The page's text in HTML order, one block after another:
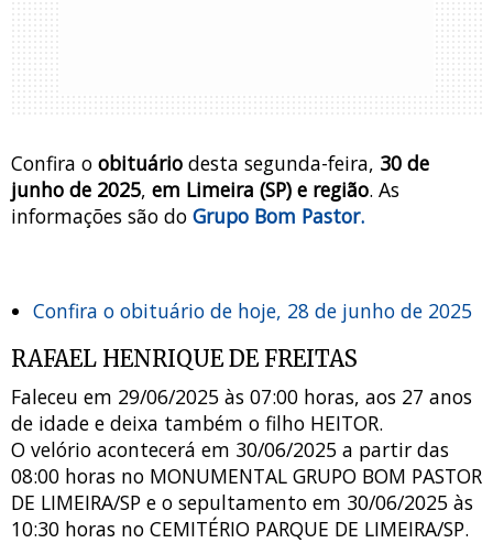
Confira o obituário desta segunda-feira, 30 de
junho de 2025, em Limeira (SP) e região. As
informações são do Grupo Bom Pastor.
Confira o obituário de hoje, 28 de junho de 2025
RAFAEL HENRIQUE DE FREITAS
Faleceu em 29/06/2025 às 07:00 horas, aos 27 anos
de idade e deixa também o filho HEITOR.
O velório acontecerá em 30/06/2025 a partir das
08:00 horas no MONUMENTAL GRUPO BOM PASTOR
DE LIMEIRA/SP e o sepultamento em 30/06/2025 às
10:30 horas no CEMITÉRIO PARQUE DE LIMEIRA/SP.